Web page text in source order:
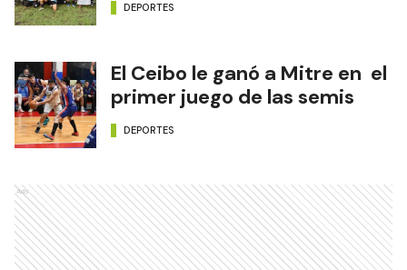
DEPORTES
El Ceibo le ganó a Mitre en el
primer juego de las semis
DEPORTES
Ads